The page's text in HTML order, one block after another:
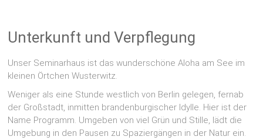
Unterkunft und Verpflegung
Unser Seminarhaus ist das wunderschöne Aloha am See im
kleinen Örtchen Wusterwitz.
Weniger als eine Stunde westlich von Berlin gelegen, fernab
der Großstadt, inmitten brandenburgischer Idylle. Hier ist der
Name Programm. Umgeben von viel Grün und Stille, lädt die
Umgebung in den Pausen zu Spaziergängen in der Natur ein.